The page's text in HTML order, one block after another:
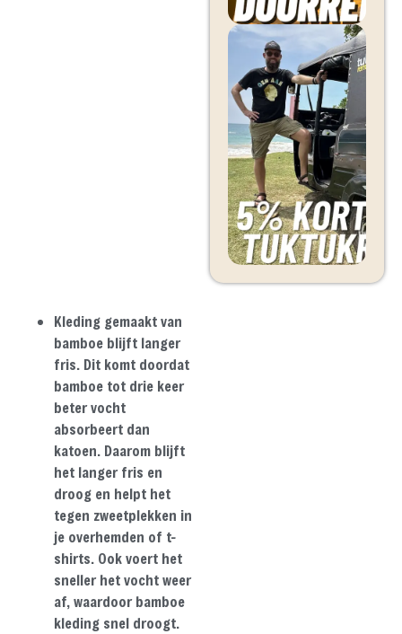
Kleding gemaakt van
bamboe blijft langer
fris. Dit komt doordat
bamboe tot drie keer
beter vocht
absorbeert dan
katoen. Daarom blijft
het langer fris en
droog en helpt het
tegen zweetplekken in
je overhemden of t-
shirts. Ook voert het
sneller het vocht weer
af, waardoor bamboe
kleding snel droogt.